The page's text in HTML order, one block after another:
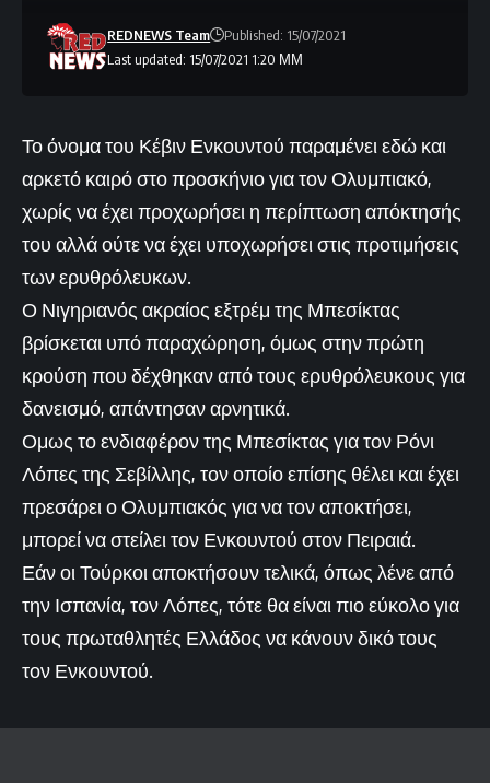
Last updated: 15/07/2021 1:20 ΜΜ
REDNEWS Team Published: 15/07/2021
Το όνομα του Κέβιν Ενκουντού παραμένει εδώ και
αρκετό καιρό στο προσκήνιο για τον Ολυμπιακό,
χωρίς να έχει προχωρήσει η περίπτωση απόκτησής
του αλλά ούτε να έχει υποχωρήσει στις προτιμήσεις
των ερυθρόλευκων.
Ο Νιγηριανός ακραίος εξτρέμ της Μπεσίκτας
βρίσκεται υπό παραχώρηση, όμως στην πρώτη
κρούση που δέχθηκαν από τους ερυθρόλευκους για
δανεισμό, απάντησαν αρνητικά.
Ομως το ενδιαφέρον της Μπεσίκτας για τον Ρόνι
Λόπες της Σεβίλλης, τον οποίο επίσης θέλει και έχει
πρεσάρει ο Ολυμπιακός για να τον αποκτήσει,
μπορεί να στείλει τον Ενκουντού στον Πειραιά.
Εάν οι Τούρκοι αποκτήσουν τελικά, όπως λένε από
την Ισπανία, τον Λόπες, τότε θα είναι πιο εύκολο για
τους πρωταθλητές Ελλάδος να κάνουν δικό τους
τον Ενκουντού.